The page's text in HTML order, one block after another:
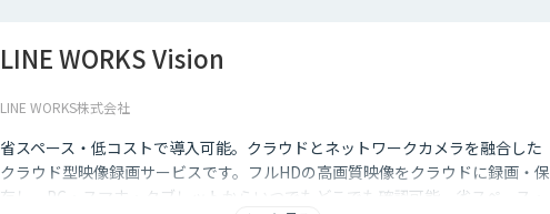
LINE WORKS Vision
LINE WORKS株式会社
省スペース・低コストで導入可能。クラウドとネットワークカメラを融合した
クラウド型映像録画サービスです。フルHDの高画質映像をクラウドに録画・保
存し、PC・スマホ・タブレットからいつでもどこでも確認可能。省スペース・